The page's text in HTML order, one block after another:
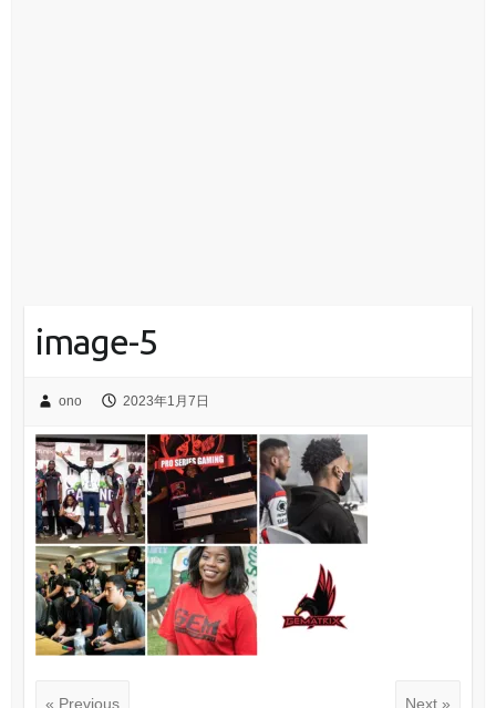
image-5
ono 2023年1月7日
« Previous Next »